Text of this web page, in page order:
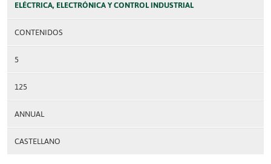
ELÉCTRICA, ELECTRÓNICA Y CONTROL INDUSTRIAL
CONTENIDOS
5
125
ANNUAL
CASTELLANO